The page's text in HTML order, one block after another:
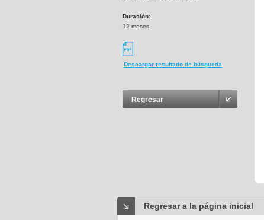
Duración:
12 meses
Descargar resultado de búsqueda
Regresar
Regresar a la página inicial